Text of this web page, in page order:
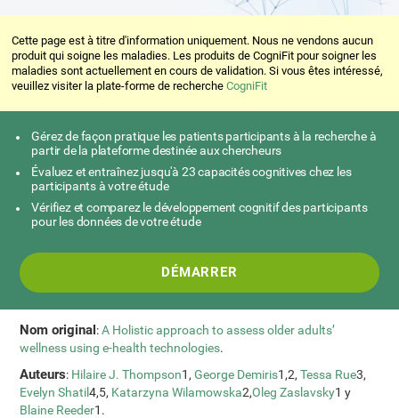
Cette page est à titre d'information uniquement. Nous ne vendons aucun
produit qui soigne les maladies. Les produits de CogniFit pour soigner les
maladies sont actuellement en cours de validation. Si vous êtes intéressé,
veuillez visiter la plate-forme de rechercheCogniFit
Gérez de façon pratique les patients participants à la recherche à
partir de la plateforme destinée aux chercheurs
Évaluez et entraînez jusqu'à 23 capacités cognitives chez les
participants à votre étude
Vérifiez et comparez le développement cognitif des participants
pour les données de votre étude
DÉMARRER
Nom original:A Holistic approach to assess older adults’
wellness using e-health technologies.
Auteurs: Hilaire J. Thompson1,George Demiris1,2,Tessa Rue3,
Evelyn Shatil4,5, Katarzyna Wilamowska2,Oleg Zaslavsky1 y
Blaine Reeder1.